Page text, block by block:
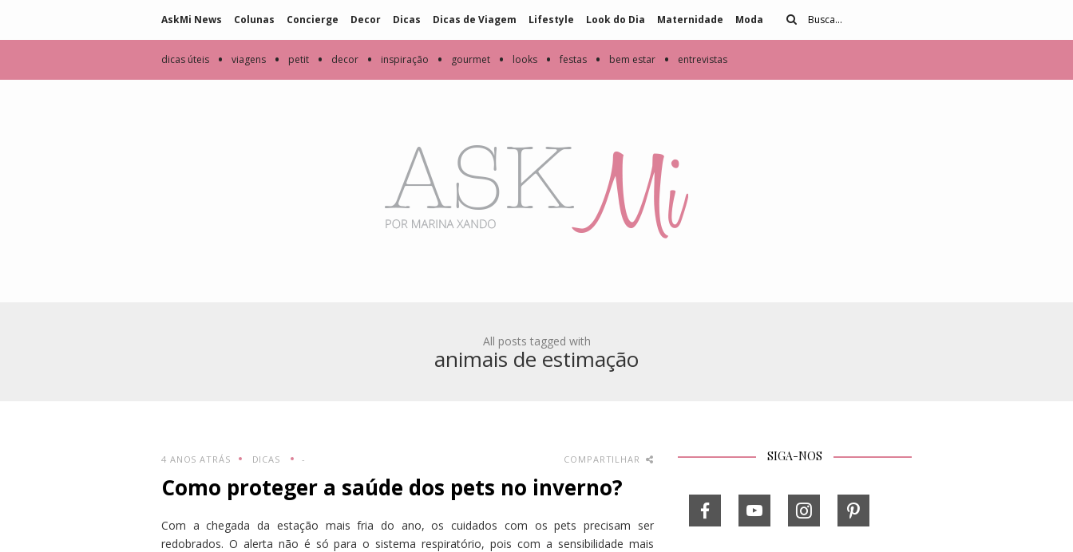
AskMi News Colunas Concierge Decor Dicas Dicas de Viagem Lifestyle Look do Dia Maternidade Moda
dicas úteis • viagens • petit • decor • inspiração • gourmet • looks • festas • bem estar • entrevistas
All posts tagged with
animais de estimação
4 ANOS ATRÁS DICAS - COMPARTILHAR
Como proteger a saúde dos pets no inverno?
Com a chegada da estação mais fria do ano, os cuidados com os pets precisam ser
redobrados. O alerta não é só para o sistema respiratório, pois com a sensibilidade mais
SIGA-NOS